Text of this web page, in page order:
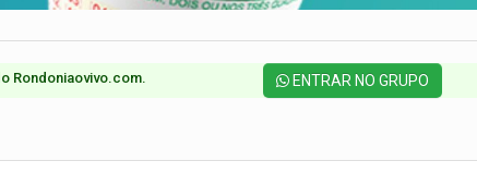
Rondoniaovivo.com.​ ENTRAR NO GRUPO